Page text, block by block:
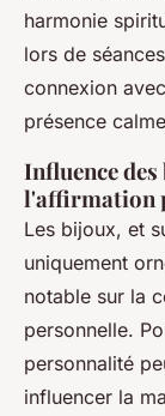
harmonie
lors de
connexion
présence
Influence
l'affirmation
Les bijoux, et
uniquement
notable sur la
personnelle.
personnalité
influencer la